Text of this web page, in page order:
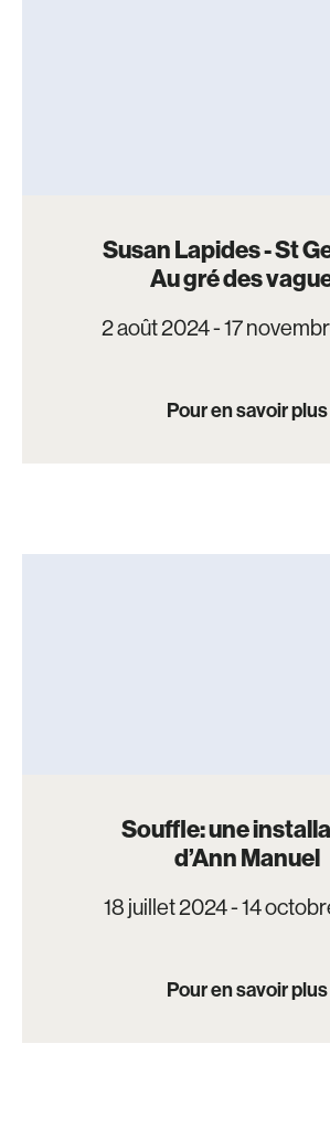
Susan Lapides - St
Au gré des
2 août 2024 - 17
Pour en savoir plus
Souffle: une
d’Ann Manuel
18 juillet 2024 - 14
Pour en savoir plus